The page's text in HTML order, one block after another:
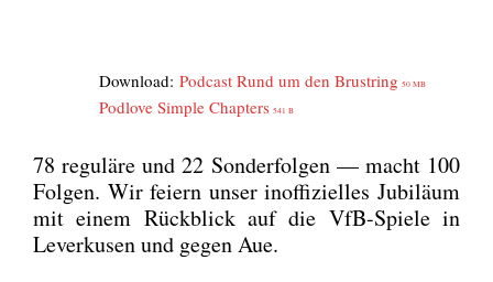
Down­load: Pod­cast Rund um den Brust­ring 50 MB
Pod­l­ove Simp­le Chap­ters 541 B
78 regu­lä­re und 22 Son­der­fol­gen — macht 100
Fol­gen. Wir fei­ern unser inof­fi­zi­el­les Jubi­lä­um
mit einem Rück­blick auf die VfB-Spie­le in
Lever­ku­sen und gegen Aue.